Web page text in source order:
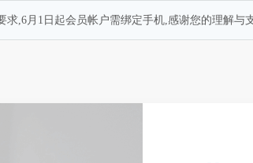
,6月1日起会员帐户需绑定手机,感谢您的理解与